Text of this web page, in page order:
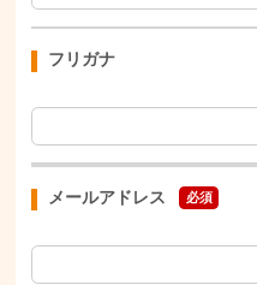
フリガナ
メールアドレス 必須